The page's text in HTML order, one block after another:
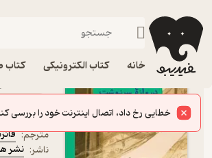
خانه کتاب الکترونیکی کتاب
فیدیبو کتاب الکترونیکی
نویسنده:
مترجم:
ناشر: نشر